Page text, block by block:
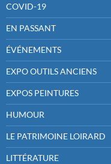
COVID-19
EN PASSANT
ÉVÉNEMENTS
EXPO OUTILS ANCIENS
EXPOS PEINTURES
HUMOUR
LE PATRIMOINE LOIRARD
LITTÉRATURE